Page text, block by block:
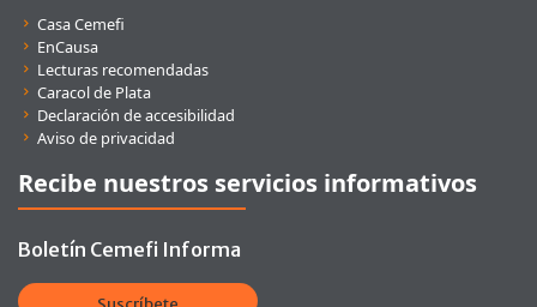
Casa Cemefi
EnCausa
Lecturas recomendadas
Caracol de Plata
Declaración de accesibilidad
Aviso de privacidad
Recibe nuestros servicios informativos
Boletín Cemefi Informa